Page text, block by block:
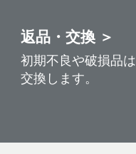
返品・交換 ＞
初期不良や破損品は
交換します。